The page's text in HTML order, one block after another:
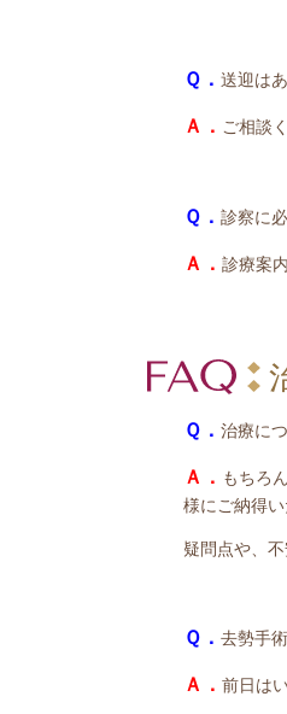
Ｑ． 送迎は
Ａ． ご相談
Ｑ． 診察に
Ａ． 診療案
Ｑ． 治療に
Ａ． もちろ
様にご納得
疑問点や、
Ｑ． 去勢手
Ａ． 前日は